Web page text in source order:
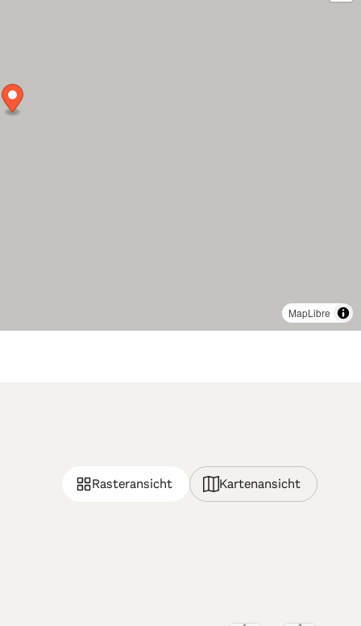
MapLibre
Rasteransicht Kartenansicht